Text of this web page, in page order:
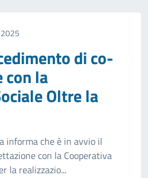
di co-
la
Oltre la
informa che è in avvio il
con la Cooperativa
la realizzazio...